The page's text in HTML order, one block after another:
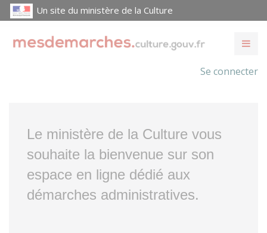
Un site du ministère de la Culture
Se connecter
Le ministère de la Culture vous
souhaite la bienvenue sur son
espace en ligne dédié aux
démarches administratives.